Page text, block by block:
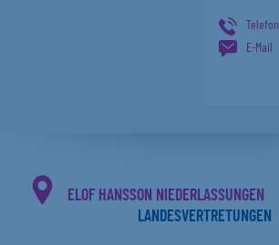
Telefon
E-Mail
ELOF HANSSON NIEDERLASSUNGEN
LANDESVERTRETUNGEN